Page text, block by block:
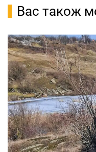
Вас також